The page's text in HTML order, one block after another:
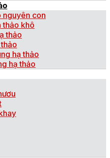
nguyên con
thảo khô
thảo
hạ thảo
hạ thảo